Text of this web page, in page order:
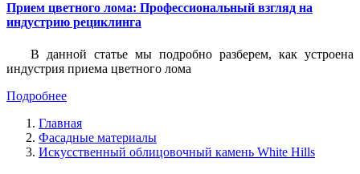
Прием цветного лома: Профессиональный взгляд на
индустрию рециклинга
В данной статье мы подробно разберем, как устроена
индустрия приема цветного лома
Подробнее
Главная
Фасадные материалы
Искусственный облицовочный камень White Hills